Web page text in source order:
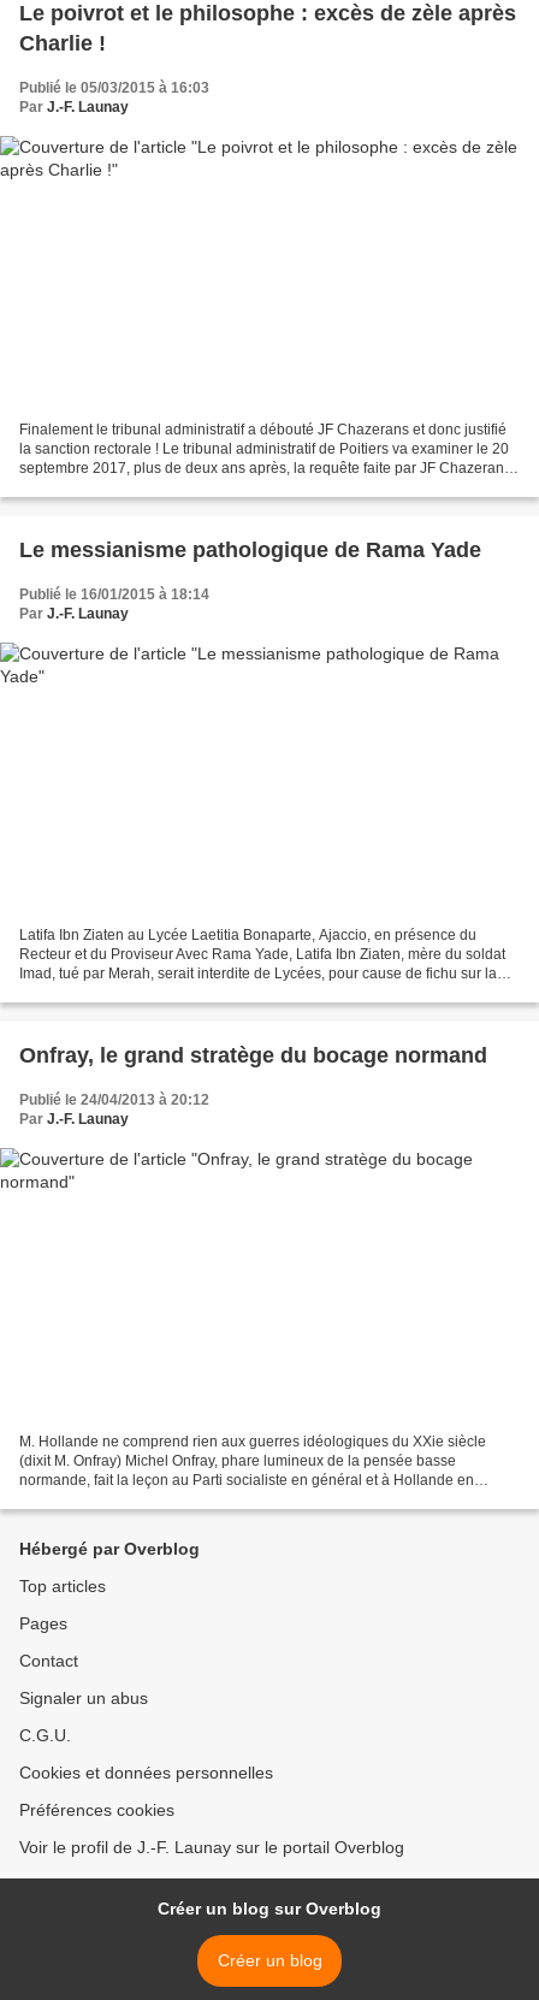
Le poivrot et le philosophe : excès de zèle après
Charlie !
Publié le 05/03/2015 à 16:03
Par J.-F. Launay
Finalement le tribunal administratif a débouté JF Chazerans et donc justifié
la sanction rectorale ! Le tribunal administratif de Poitiers va examiner le 20
septembre 2017, plus de deux ans après, la requête faite par JF Chazerans,
Le messianisme pathologique de Rama Yade
Publié le 16/01/2015 à 18:14
Par J.-F. Launay
Latifa Ibn Ziaten au Lycée Laetitia Bonaparte, Ajaccio, en présence du
Recteur et du Proviseur Avec Rama Yade, Latifa Ibn Ziaten, mère du soldat
Imad, tué par Merah, serait interdite de Lycées, pour cause de fichu sur la
Onfray, le grand stratège du bocage normand
Publié le 24/04/2013 à 20:12
Par J.-F. Launay
M. Hollande ne comprend rien aux guerres idéologiques du XXie siècle
(dixit M. Onfray) Michel Onfray, phare lumineux de la pensée basse
normande, fait la leçon au Parti socialiste en général et à Hollande en
Hébergé par Overblog
Top articles
Pages
Contact
Signaler un abus
C.G.U.
Cookies et données personnelles
Préférences cookies
Voir le profil de J.-F. Launay sur le portail Overblog
Créer un blog sur Overblog
Créer un blog